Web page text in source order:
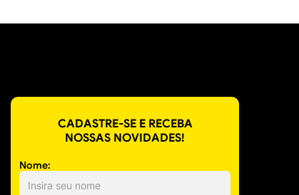
CADASTRE-SE E RECEBA
NOSSAS NOVIDADES!
Nome: